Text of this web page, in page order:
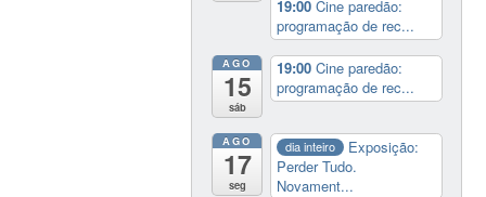
19:00Cine paredão:
programação de rec...
AGO
15
sáb
19:00Cine paredão:
programação de rec...
AGO
17
seg
dia inteiro
Exposição:
Perder Tudo.
Novament...